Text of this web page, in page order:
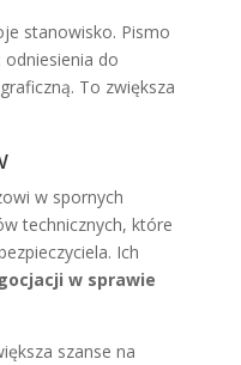
stanowisko. Pismo
do
To zwiększa
w spornych
technicznych, które
Ich
w sprawie
szanse na